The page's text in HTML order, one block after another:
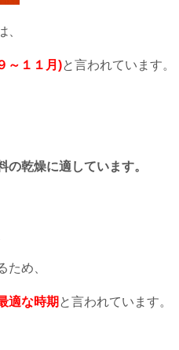
、
～１１月)と言われています。
乾燥に適しています。
ため、
適な時期 と言われています。